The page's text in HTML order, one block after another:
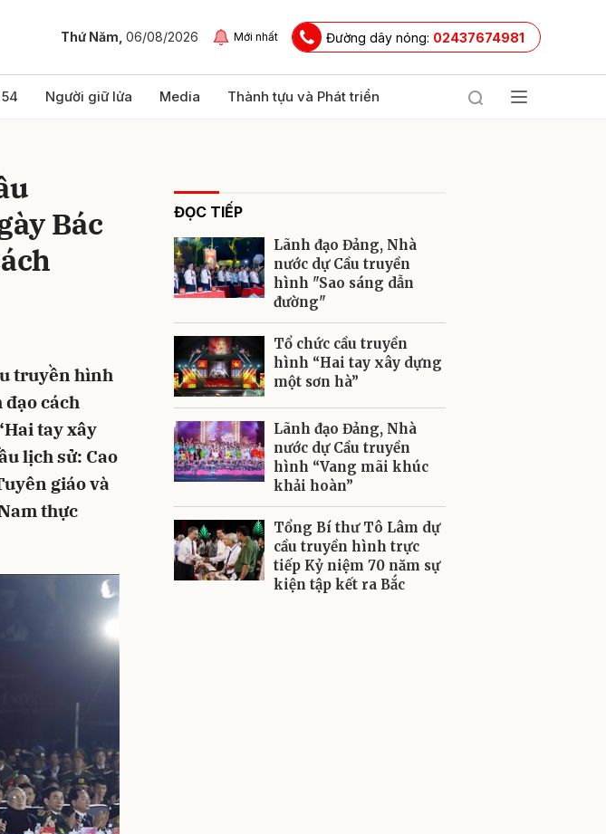
Thứ Năm, 06/08/2026 Mới nhất Đường dây nóng: 02437674981
Người giữ lửa Media Thành tựu và Phát triển
Bác
truyền hình
cách
tay xây
lịch sử: Cao
giáo và
thực
ĐỌC TIẾP
Lãnh đạo Đảng, Nhà
nước dự Cầu truyền
hình "Sao sáng dẫn
đường"
Tổ chức cầu truyền
hình “Hai tay xây dựng
một sơn hà”
Lãnh đạo Đảng, Nhà
nước dự Cầu truyền
hình “Vang mãi khúc
khải hoàn”
Tổng Bí thư Tô Lâm dự
cầu truyền hình trực
tiếp Kỷ niệm 70 năm sự
kiện tập kết ra Bắc
Gửi